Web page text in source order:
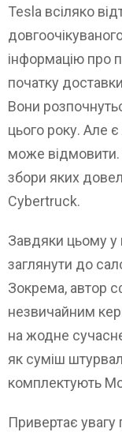
Tesla всіляко
інформацію про
початку
Вони
цього року. Але
може відмовити.
збори яких
Cybertruck.
Завдяки цьому у
заглянути до
Зокрема, автор
незвичайним
на жодне
як суміш
комплектують
Привертає увагу